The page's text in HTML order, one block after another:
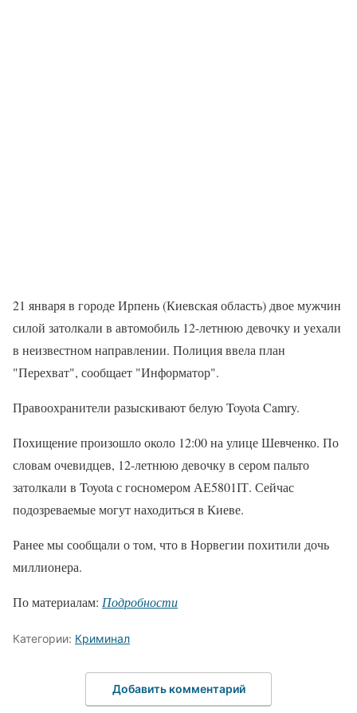
21 января в городе Ирпень (Киевская область) двое мужчин
силой затолкали в автомобиль 12-летнюю девочку и уехали
в неизвестном направлении. Полиция ввела план
"Перехват", сообщает "Информатор".
Правоохранители разыскивают белую Toyota Camry.
Похищение произошло около 12:00 на улице Шевченко. По
словам очевидцев, 12-летнюю девочку в сером пальто
затолкали в Toyota с госномером АЕ5801ІТ. Сейчас
подозреваемые могут находиться в Киеве.
Ранее мы сообщали о том, что в Норвегии похитили дочь
миллионера.
По материалам: Подробности
Категории: Криминал
Добавить комментарий